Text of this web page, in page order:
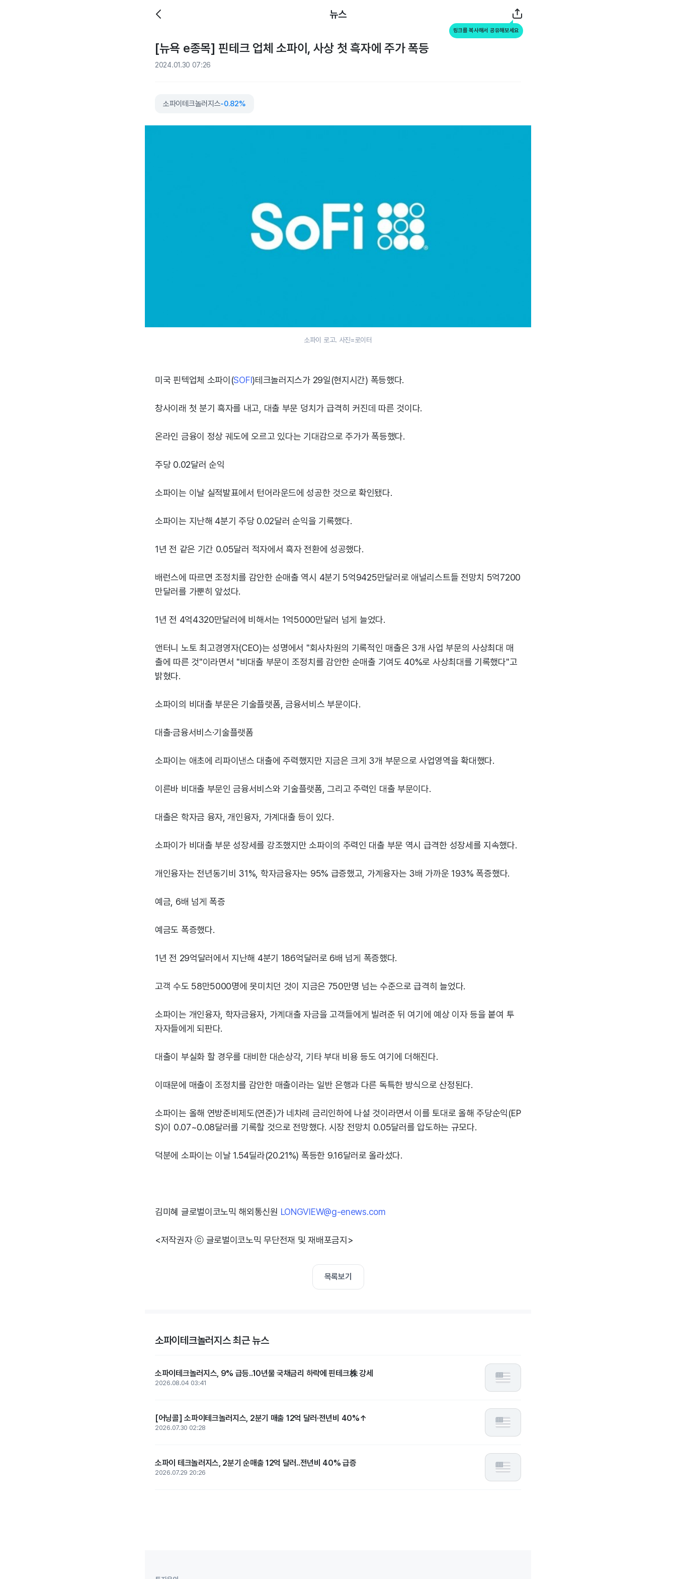
뉴스
링크를 복사해서 공유해보세요
[뉴욕 e종목] 핀테크 업체 소파이, 사상 첫 흑자에 주가 폭등
2024.01.30 07:26
소파이테크놀러지스-0.82%
소파이 로고. 사진=로이터
미국 핀텍업체 소파이(SOFI)테크놀러지스가 29일(현지시간) 폭등했다.
창사이래 첫 분기 흑자를 내고, 대출 부문 덩치가 급격히 커진데 따른 것이다.
온라인 금융이 정상 궤도에 오르고 있다는 기대감으로 주가가 폭등했다.
주당 0.02달러 순익
소파이는 이날 실적발표에서 턴어라운드에 성공한 것으로 확인됐다.
소파이는 지난해 4분기 주당 0.02달러 순익을 기록했다.
1년 전 같은 기간 0.05달러 적자에서 흑자 전환에 성공했다.
배런스에 따르면 조정치를 감안한 순매출 역시 4분기 5억9425만달러로 애널리스트들 전망치 5억7200
만달러를 가뿐히 앞섰다.
1년 전 4억4320만달러에 비해서는 1억5000만달러 넘게 늘었다.
앤터니 노토 최고경영자(CEO)는 성명에서 "회사차원의 기록적인 매출은 3개 사업 부문의 사상최대 매
출에 따른 것"이라면서 "비대출 부문이 조정치를 감안한 순매출 기여도 40%로 사상최대를 기록했다"고
밝혔다.
소파이의 비대출 부문은 기술플랫폼, 금융서비스 부문이다.
대출·금융서비스·기술플랫폼
소파이는 애초에 리파이낸스 대출에 주력했지만 지금은 크게 3개 부문으로 사업영역을 확대했다.
이른바 비대출 부문인 금융서비스와 기술플랫폼, 그리고 주력인 대출 부문이다.
대출은 학자금 융자, 개인융자, 가계대출 등이 있다.
소파이가 비대출 부문 성장세를 강조했지만 소파이의 주력인 대출 부문 역시 급격한 성장세를 지속했다.
개인융자는 전년동기비 31%, 학자금융자는 95% 급증했고, 가계융자는 3배 가까운 193% 폭증했다.
예금, 6배 넘게 폭증
예금도 폭증했다.
1년 전 29억달러에서 지난해 4분기 186억달러로 6배 넘게 폭증했다.
고객 수도 58만5000명에 못미치던 것이 지금은 750만명 넘는 수준으로 급격히 늘었다.
소파이는 개인융자, 학자금융자, 가계대출 자금을 고객들에게 빌려준 뒤 여기에 예상 이자 등을 붙여 투
자자들에게 되판다.
대출이 부실화 할 경우를 대비한 대손상각, 기타 부대 비용 등도 여기에 더해진다.
이때문에 매출이 조정치를 감안한 매출이라는 일반 은행과 다른 독특한 방식으로 산정된다.
소파이는 올해 연방준비제도(연준)가 네차례 금리인하에 나설 것이라면서 이를 토대로 올해 주당순익(EP
S)이 0.07~0.08달러를 기록할 것으로 전망했다. 시장 전망치 0.05달러를 압도하는 규모다.
덕분에 소파이는 이날 1.54딜라(20.21%) 폭등한 9.16달러로 올라섰다.
김미혜 글로벌이코노믹 해외통신원 LONGVIEW@g-enews.com
<저작권자 ⓒ 글로벌이코노믹 무단전재 및 재배포금지>
목록보기
소파이테크놀러지스 최근 뉴스
소파이테크놀러지스, 9% 급등..10년물 국채금리 하락에 핀테크株 강세
2026.08.04 03:41
[어닝콜] 소파이테크놀러지스, 2분기 매출 12억 달러·전년비 40%↑
2026.07.30 02:28
소파이 테크놀러지스, 2분기 순매출 12억 달러..전년비 40% 급증
2026.07.29 20:26